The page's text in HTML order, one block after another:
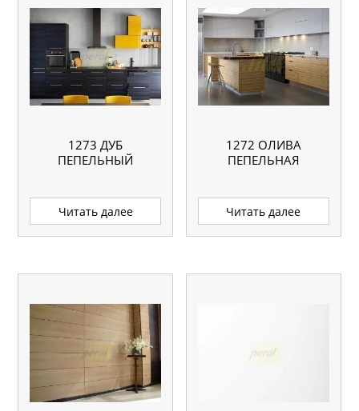
1273 ДУБ
ПЕПЕЛЬНЫЙ
Читать далее
1272 ОЛИВА
ПЕПЕЛЬНАЯ
Читать далее